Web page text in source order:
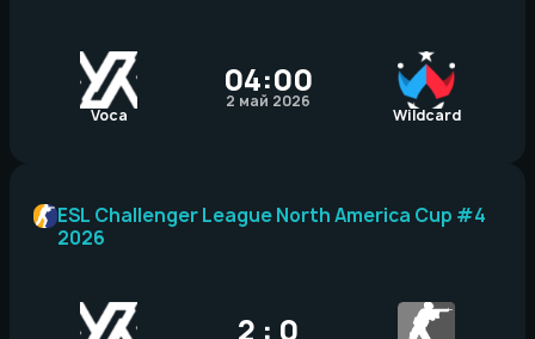
Voca
04:00
2 май 2026
Wildcard
2 : 0
ESL Challenger League North America Cup #4
2026